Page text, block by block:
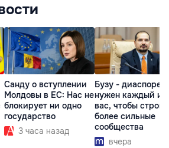
Санду о вступлении
Молдовы в ЕС: Нас не
блокирует ни одно
государство
3 часа назад
Бузу - диаспоре:
нужен каждый из
вас, чтобы
более сильные
сообщества
вчера